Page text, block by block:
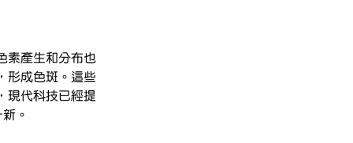
素產生和分布也
形成色斑。這些
現代科技已經提
。